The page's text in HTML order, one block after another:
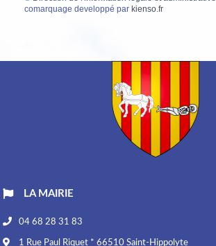
comarquage developpé par kienso.fr
LA MAIRIE
04 68 28 31 83
1 Rue Paul Riquet * 66510 Saint-Hippolyte